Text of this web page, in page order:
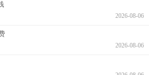
2026-08-06
2026-08-06